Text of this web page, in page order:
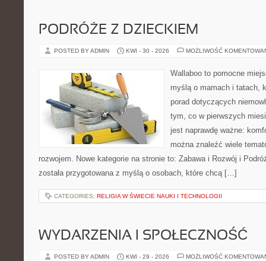
PODRÓŻE Z DZIECKIEM
POSTED BY ADMIN KWI - 30 - 2026 MOŻLIWOŚĆ
Wallaboo to pomocne
myślą o mamach i tatach,
porad dotyczących
tym, co w pierwszych
jest naprawdę ważne:
można znaleźć wiele
rozwojem. Nowe kategorie na stronie to: Zabawa i Rozwój i
została przygotowana z myślą o osobach, które chcą […]
CATEGORIES: RELIGIA W ŚWIECIE NAUKI I TECHNOLOGII
WYDARZENIA I SPOŁECZNOŚĆ
POSTED BY ADMIN KWI - 29 - 2026 MOŻLIWOŚĆ